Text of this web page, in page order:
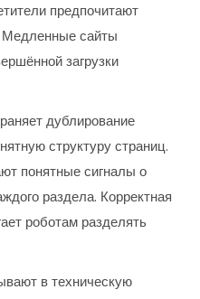
предпочитают
Медленные сайты
загрузки
дублирование
структуру страниц.
понятные сигналы о
раздела. Корректная
роботам разделять
в техническую